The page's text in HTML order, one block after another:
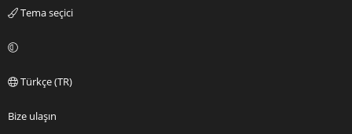
Tema seçici
Türkçe (TR)
Bize ulaşın